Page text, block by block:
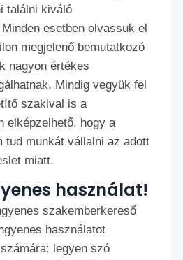
találni kiváló
esetben olvassuk el
megjelenő bemutatkozó
nagyon értékes
Mindig vegyük fel
szakival is a
elképzelhető, hogy a
tud munkát vállalni az adott
miatt.
használat!
szakemberkereső
használatot
legyen szó